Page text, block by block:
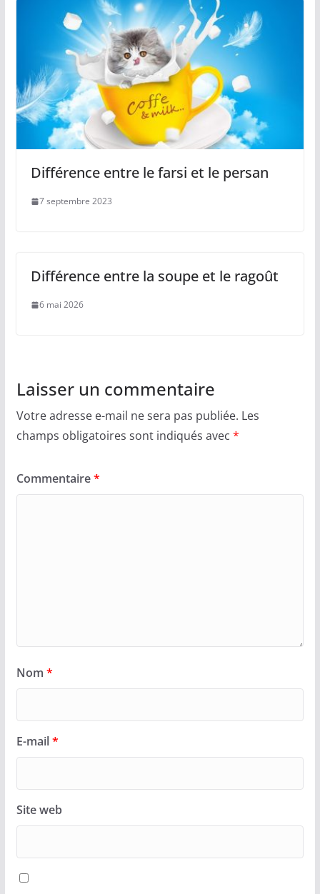
Différence entre le farsi et le persan
7 septembre 2023
Différence entre la soupe et le ragoût
6 mai 2026
Laisser un commentaire
Votre adresse e-mail ne sera pas publiée. Les
champs obligatoires sont indiqués avec *
Commentaire*
Nom *
E-mail*
Site web